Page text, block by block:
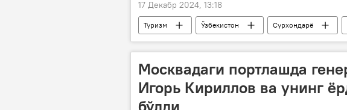
17 Декабр 2024, 13:18
Туризм Ўзбекистон Сурхондарё
Москвадаги портлашда
Игорь Кириллов ва унинг